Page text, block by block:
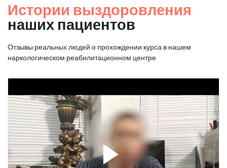
Истории выздоровления
наших пациентов
Отзывы реальных людей о прохождении курса в нашем
наркологическом реабилитационном центре